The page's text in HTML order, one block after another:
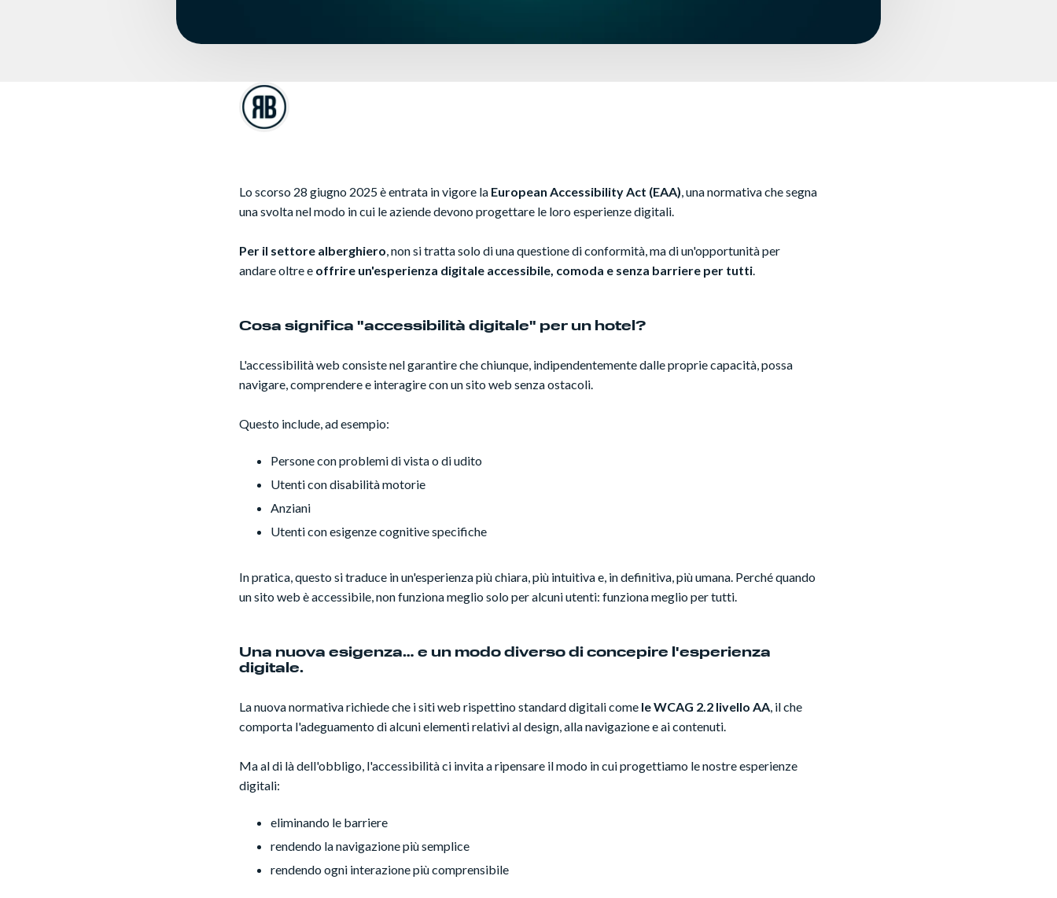
Lo scorso 28 giugno 2025 è entrata in vigore la European Accessibility Act (EAA) , una normativa che segna
una svolta nel modo in cui le aziende devono progettare le loro esperienze digitali.
Per il settore alberghiero , non si tratta solo di una questione di conformità, ma di un'opportunità per
andare oltre e offrire un'esperienza digitale accessibile, comoda e senza barriere per tutti
Cosa significa "accessibilità digitale" per un hotel?
L'accessibilità web consiste nel garantire che chiunque, indipendentemente dalle proprie capacità, possa
navigare, comprendere e interagire con un sito web senza ostacoli.
Questo include, ad esempio:
Persone con problemi di vista o di udito
Utenti con disabilità motorie
Anziani
Utenti con esigenze cognitive specifiche
In pratica, questo si traduce in un'esperienza più chiara, più intuitiva e, in definitiva, più umana. Perché quando
un sito web è accessibile, non funziona meglio solo per alcuni utenti: funziona meglio per tutti.
Una nuova esigenza… e un modo diverso di concepire l'esperienza
digitale.
La nuova normativa richiede che i siti web rispettino standard digitali come le WCAG 2.2 livello AA , il che
comporta l'adeguamento di alcuni elementi relativi al design, alla navigazione e ai contenuti.
Ma al di là dell'obbligo, l'accessibilità ci invita a ripensare il modo in cui progettiamo le nostre esperienze
digitali:
eliminando le barriere
rendendo la navigazione più semplice
rendendo ogni interazione più comprensibile